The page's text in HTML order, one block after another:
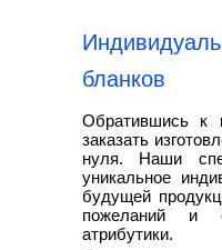
бланков
Обратившись к
заказать
нуля. Наши
уникальное
будущей
пожеланий и
атрибутики.